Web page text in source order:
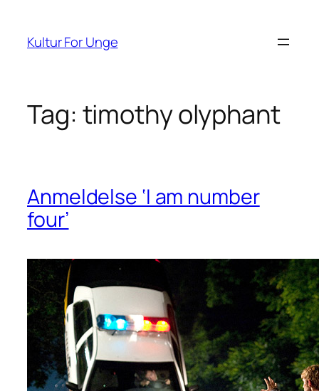
indhold
Kultur For Unge
Tag: timothy olyphant
Anmeldelse ‘I am number
four’